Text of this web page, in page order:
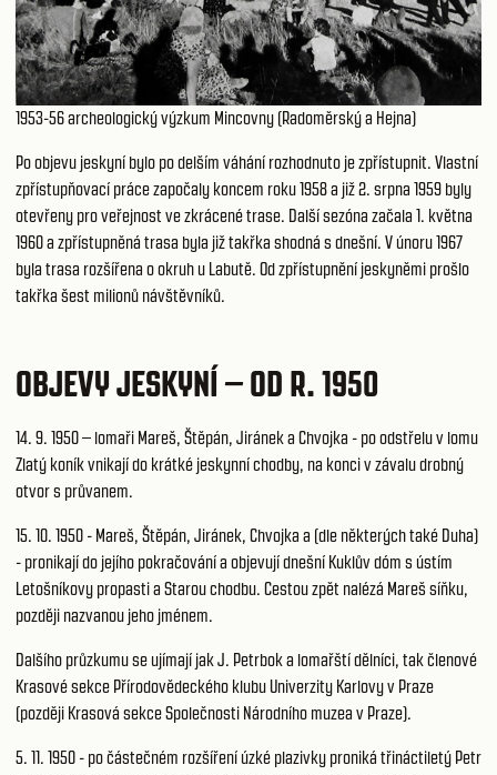
1953-56 archeologický výzkum Mincovny (Radoměrský a Hejna)
Po objevu jeskyní bylo po delším váhání rozhodnuto je zpřístupnit. Vlastní
zpřístupňovací práce započaly koncem roku 1958 a již 2. srpna 1959 byly
otevřeny pro veřejnost ve zkrácené trase. Další sezóna začala 1. května
1960 a zpřístupněná trasa byla již takřka shodná s dnešní. V únoru 1967
byla trasa rozšířena o okruh u Labutě. Od zpřístupnění jeskyněmi prošlo
takřka šest milionů návštěvníků.
OBJEVY JESKYNÍ – OD R. 1950
14. 9. 1950 – lomaři Mareš, Štěpán, Jiránek a Chvojka - po odstřelu v lomu
Zlatý koník vnikají do krátké jeskynní chodby, na konci v závalu drobný
otvor s průvanem.
15. 10. 1950 - Mareš, Štěpán, Jiránek, Chvojka a (dle některých také Duha)
- pronikají do jejího pokračování a objevují dnešní Kuklův dóm s ústím
Letošníkovy propasti a Starou chodbu. Cestou zpět nalézá Mareš síňku,
později nazvanou jeho jménem.
Dalšího průzkumu se ujímají jak J. Petrbok a lomařští dělníci, tak členové
Krasové sekce Přírodovědeckého klubu Univerzity Karlovy v Praze
(později Krasová sekce Společnosti Národního muzea v Praze).
5. 11. 1950 - po částečném rozšíření úzké plazivky proniká třináctiletý Petr